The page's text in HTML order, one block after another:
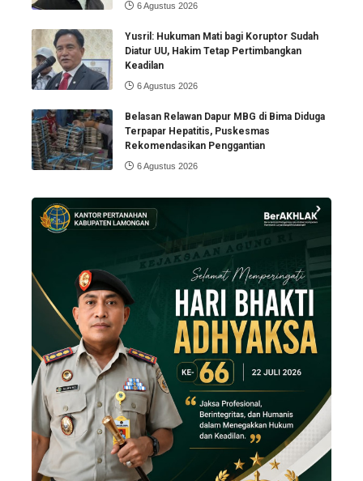
6 Agustus 2026
Yusril: Hukuman Mati bagi Koruptor Sudah
Diatur UU, Hakim Tetap Pertimbangkan
Keadilan
6 Agustus 2026
Belasan Relawan Dapur MBG di Bima Diduga
Terpapar Hepatitis, Puskesmas
Rekomendasikan Penggantian
6 Agustus 2026